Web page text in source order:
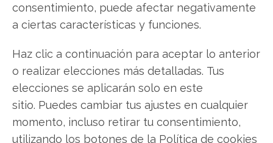
consentimiento, puede afectar negativamente
a ciertas características y funciones.
Haz clic a continuación para aceptar lo anterior
o realizar elecciones más detalladas. Tus
elecciones se aplicarán solo en este
sitio. Puedes cambiar tus ajustes en cualquier
momento, incluso retirar tu consentimiento,
utilizando los botones de la Política de cookies
Copiar enlace
SOBRE EL AUTOR
Laura Fernández Silva